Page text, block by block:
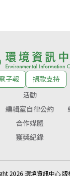
子報
捐款支持
活動
編輯室自律公約
合作媒體
獲獎紀錄
2026 環境資訊中心 版